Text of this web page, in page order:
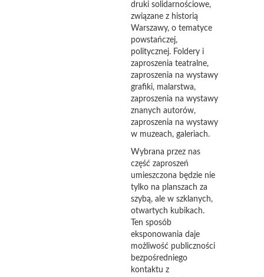
druki solidarnościowe,
związane z historią
Warszawy, o tematyce
powstańczej,
politycznej. Foldery i
zaproszenia teatralne,
zaproszenia na wystawy
grafiki, malarstwa,
zaproszenia na wystawy
znanych autorów,
zaproszenia na wystawy
w muzeach, galeriach.
Wybrana przez nas
część zaproszeń
umieszczona będzie nie
tylko na planszach za
szybą, ale w szklanych,
otwartych kubikach.
Ten sposób
eksponowania daje
możliwość publiczności
bezpośredniego
kontaktu z